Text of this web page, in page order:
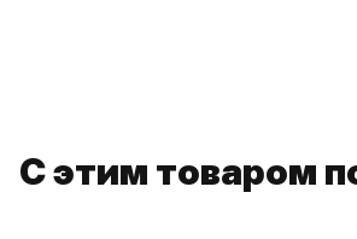
С этим товаром